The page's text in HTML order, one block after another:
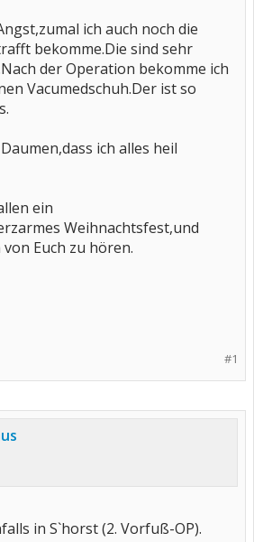
ich auch noch die
bekomme.Die sind sehr
der Operation bekomme ich
Vacumedschuh.Der ist so
ich alles heil
ein
Weihnachtsfest,und
Euch zu hören.
#1
in S`horst (2. Vorfuß-OP).